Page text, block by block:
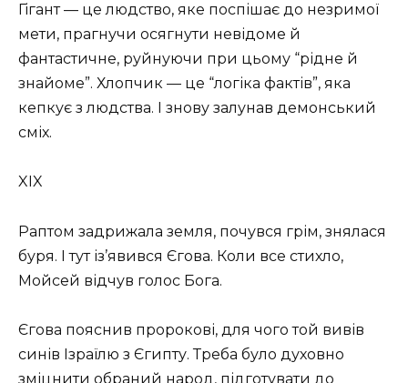
Гігант — це людство, яке поспішає до незримої
мети, прагнучи осягнути невідоме й
фантастичне, руйнуючи при цьому “рідне й
знайоме”. Хлопчик — це “логіка фактів”, яка
кепкує з людства. І знову залунав демонський
сміх.
XIX
Раптом задрижала земля, почувся грім, знялася
буря. І тут із’явився Єгова. Коли все стихло,
Мойсей відчув голос Бога.
Єгова пояснив пророкові, для чого той вивів
синів Ізраїлю з Єгипту. Треба було духовно
зміцнити обраний народ, підготувати до